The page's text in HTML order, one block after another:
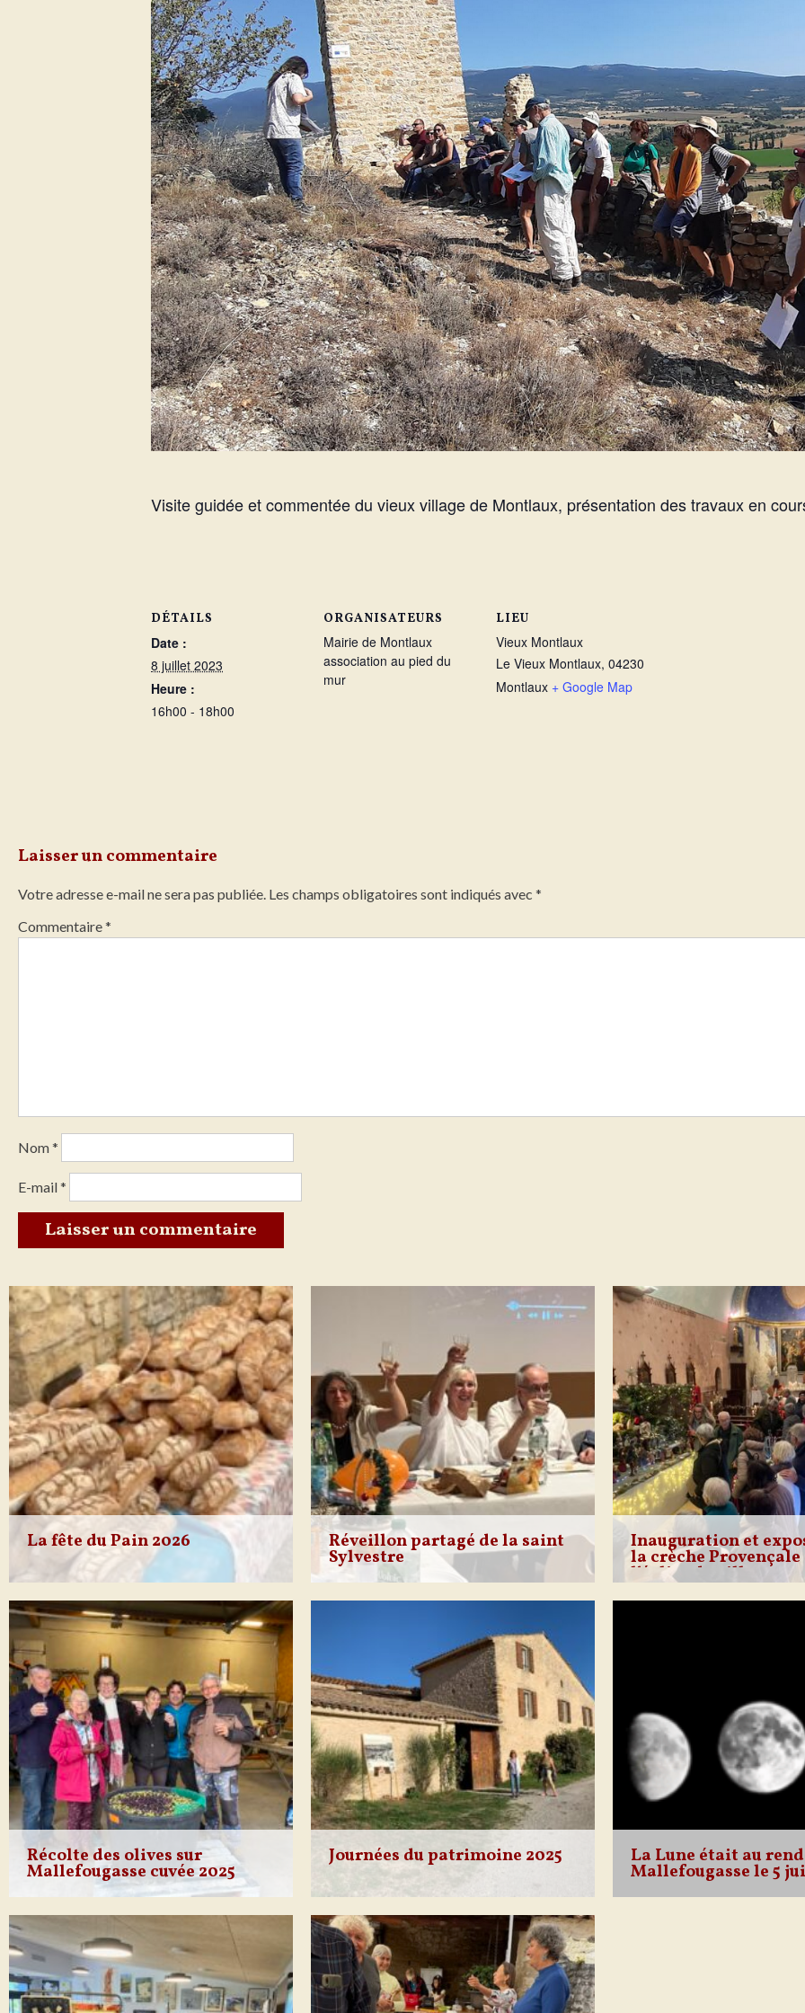
DÉTAILS
Date :
8 juillet 2023
Heure :
16h00 - 18h00
ORGANISATEURS
Mairie de Montlaux
association au pied du
mur
LIEU
Vieux Montlaux
Le Vieux Montlaux, 04230
Montlaux + Google Map
Visite guidée et commentée du vieux village de Montlaux, présentation des travaux en
Laisser un commentaire
Votre adresse e-mail ne sera pas publiée. Les champs obligatoires sont indiqués avec *
Commentaire*
Nom*
E-mail*
La fête du Pain 2026 Réveillon partagé de la saint
Sylvestre
En cette fin d’année 2025, nous avons
une atmosphère conviviale, voire
familiale, comme l’ont souligné certains.
Ce moment a été apprécié par les […]
Inauguration et
la crèche Provençale
l’église du village.
Comme chaque fin d’année,
Récolte des olives sur
Mallefougasse cuvée 2025
La collecte des olives des villageois : 520
kg 24 participants, 94 litres rendement
18 %. En images la collecte du
23/11/2025 et la distribution le
29/11/2025.
Journées du patrimoine 2025
Samedi 20 septembre, cinq heures du
matin à Mallefougasse Le boulanger et
son aide démarrent la première fournée
de la journée. Le cœur du vieux village
dort encore. Deux heures […]
La Lune était au
Mallefougasse le 5
Comme annoncé,